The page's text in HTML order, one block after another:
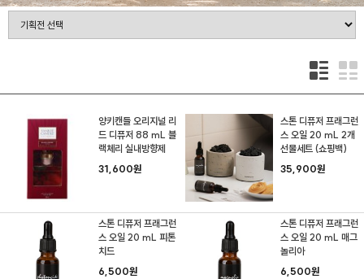
양키캔들 오리지널 리
드 디퓨저 88 mL 블
랙체리 실내방향제
31,600원
스톤 디퓨저 프래그런
스 오일 20 mL 2개
선물세트 (쇼핑백)
35,900원
스톤 디퓨저 프래그런
스 오일 20 mL 피톤
치드
6,500원
스톤 디퓨저 프래그런
스 오일 20 mL 매그
놀리아
6,500원